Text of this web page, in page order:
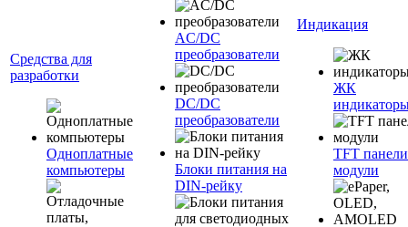
Средства для
разработки
Одноплатные
компьютеры
AC/DC
преобразователи
DC/DC
преобразователи
Блоки питания на
DIN-рейку
Индикация
ЖК
TFT
модули